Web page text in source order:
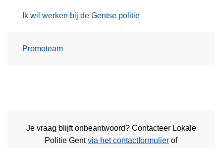
Ik wil werken bij de Gentse politie
Promoteam
Je vraag blijft onbeantwoord? Contacteer Lokale
Politie Gentvia het contactformulier of